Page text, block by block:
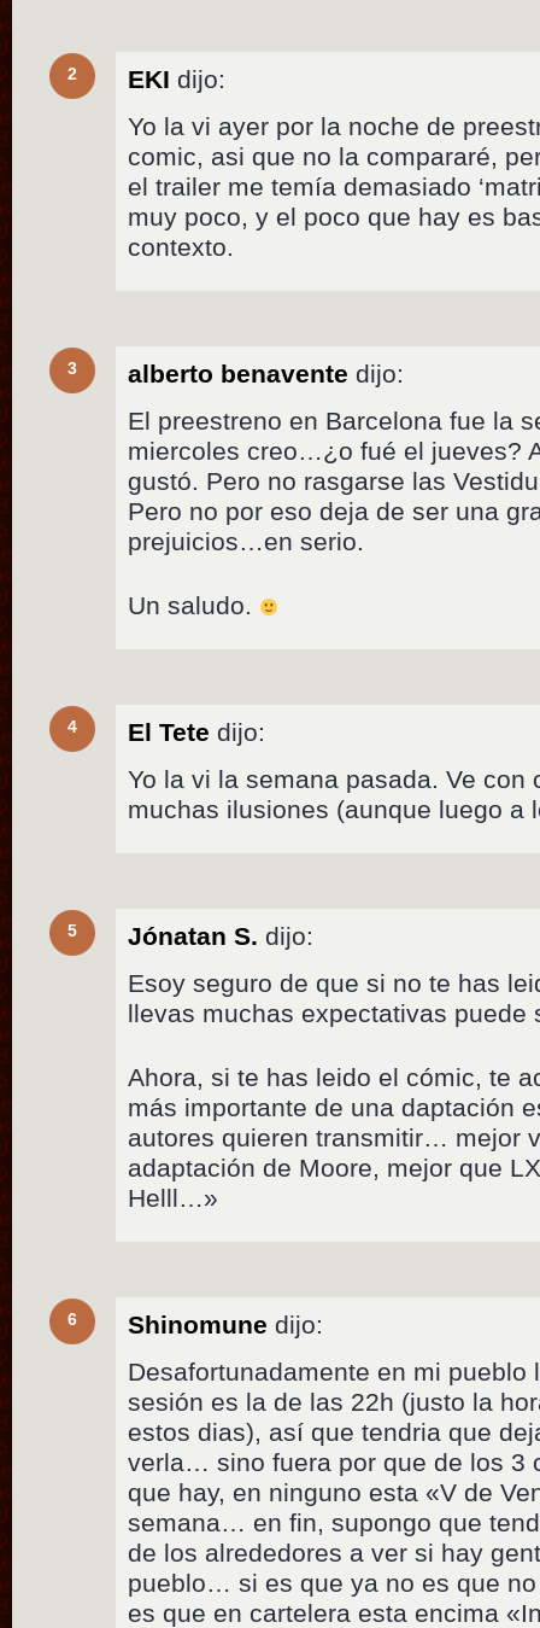
2 EKI dijo:
Yo la vi ayer por la noche de
comic, asi que no la compararé,
el trailer me temía demasiado
muy poco, y el poco que hay es
contexto.
3 alberto benavente dijo:
El preestreno en Barcelona fue la
miercoles creo…¿o fué el jueves?
gustó. Pero no rasgarse las
Pero no por eso deja de ser una
prejuicios…en serio.
Un saludo.
4 El Tete dijo:
Yo la vi la semana pasada. Ve con
muchas ilusiones (aunque luego a
5 Jónatan S. dijo:
Esoy seguro de que si no te has
llevas muchas expectativas puede
Ahora, si te has leido el cómic, te
más importante de una daptación
autores quieren transmitir… mejor
adaptación de Moore, mejor que
Helll…»
6 Shinomune dijo:
Desafortunadamente en mi pueblo
sesión es la de las 22h (justo la
estos dias), así que tendria que
verla… sino fuera por que de los 3
que hay, en ninguno esta «V de
semana… en fin, supongo que
de los alrededores a ver si hay
pueblo… si es que ya no es que
es que en cartelera esta encima